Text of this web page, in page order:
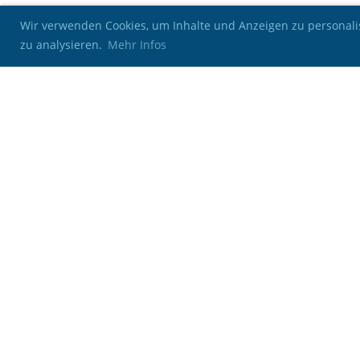
Wir verwenden Cookies, um Inhalte und Anzeigen zu
zu analysieren. Mehr Infos